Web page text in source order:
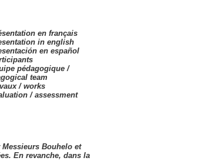
en français
in english
en español
pédagogique /
team
/ works
/ assessment
Bouhelo et
En revanche, dans la